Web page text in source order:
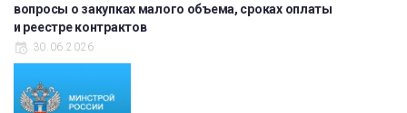
вопросы о закупках малого объема, сроках оплаты
и реестре контрактов
30.06.2026